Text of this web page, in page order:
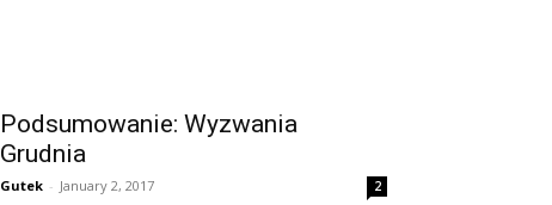
Podsumowanie: Wyzwania
Grudnia
Gutek - January 2, 2017 2